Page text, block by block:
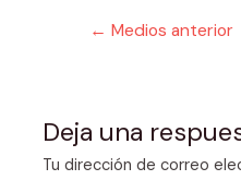
Navegación
← Medios anterior
Deja una
Tu dirección de correo